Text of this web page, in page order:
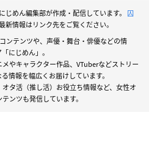
じめん編集部が作成・配信しています。 囚
新情報はリンク先をご覧ください。
ンテンツや、声優・舞台・俳優などの情
にじめん」。
やキャラクター作品、VTuberなどストリー
情報を幅広くお届けしています。
タ活（推し活）お役立ち情報など、女性オ
ンツも発信しています。